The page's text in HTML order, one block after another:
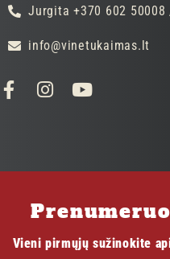
Jurgita +370 602
info@vinetukaimas.lt
Vieni pirmųjų sužinokite